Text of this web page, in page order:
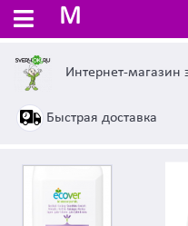
M
Интернет-магазин
Быстрая доставка